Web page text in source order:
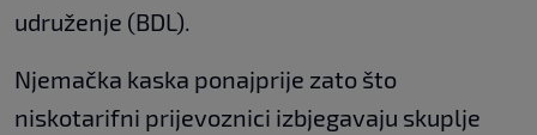
udruženje (BDL).
Njemačka kaska ponajprije zato što
niskotarifni prijevoznici izbjegavaju skuplje